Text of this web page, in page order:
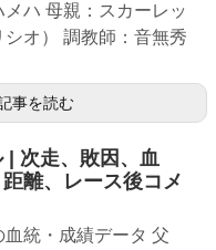
ハ 母親：スカーレッ
シオ） 調教師：音無秀
事を読む
| 次走、敗因、血
離、レース後コメ
血統・成績データ 父